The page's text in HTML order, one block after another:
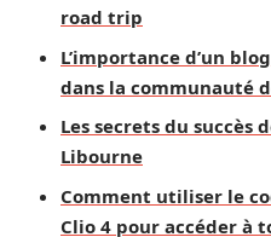
road trip
L’importance d’un
dans la communauté
Les secrets du succès
Libourne
Comment utiliser le
Clio 4 pour accéder à